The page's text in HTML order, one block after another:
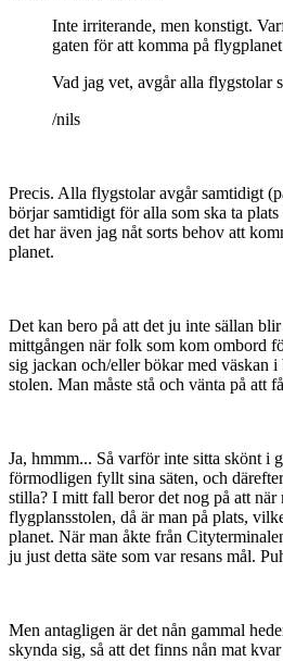
Inte irriterande, men konstigt.
gaten för att komma på
Vad jag vet, avgår alla flygstolar
/nils
Precis. Alla flygstolar avgår samtidigt
börjar samtidigt för alla som ska ta
det har även jag nåt sorts behov att
planet.
Det kan bero på att det ju inte sällan
mittgången när folk som kom ombord
sig jackan och/eller bökar med väskan i
stolen. Man måste stå och vänta på att
Ja, hmmm... Så varför inte sitta skönt i
förmodligen fyllt sina säten, och
stilla? I mitt fall beror det nog på att när
flygplansstolen, då är man på plats,
planet. När man åkte från
ju just detta säte som var resans mål.
Men antagligen är det nån gammal
skynda sig, så att det finns nån mat